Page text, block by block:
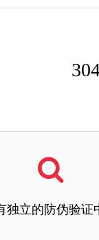
独立的防伪验证